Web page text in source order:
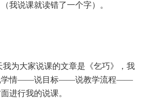
我说课就读错了一个字）。
为大家说课的文章是《乞巧》，我
学情——说目标——说教学流程——
进行我的说课。